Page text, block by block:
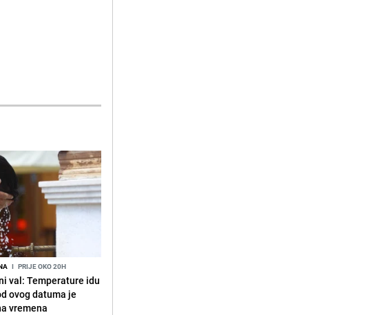
I PRIJE OKO 20H
val: Temperature idu
ovog datuma je
vremena